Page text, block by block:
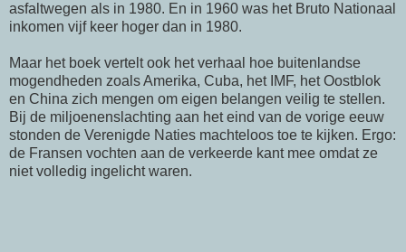
asfaltwegen als in 1980. En in 1960 was het Bruto Nationaal
inkomen vijf keer hoger dan in 1980.
Maar het boek vertelt ook het verhaal hoe buitenlandse
mogendheden zoals Amerika, Cuba, het IMF, het Oostblok
en China zich mengen om eigen belangen veilig te stellen.
Bij de miljoenenslachting aan het eind van de vorige eeuw
stonden de Verenigde Naties machteloos toe te kijken. Ergo:
de Fransen vochten aan de verkeerde kant mee omdat ze
niet volledig ingelicht waren.